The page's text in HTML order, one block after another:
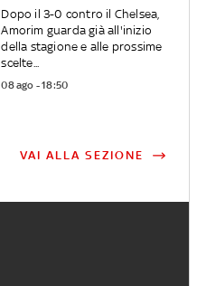
Dopo il 3-0 contro il Chelsea,
Amorim guarda già all'inizio
della stagione e alle prossime
scelte...
08 ago - 18:50
VAI ALLA SEZIONE